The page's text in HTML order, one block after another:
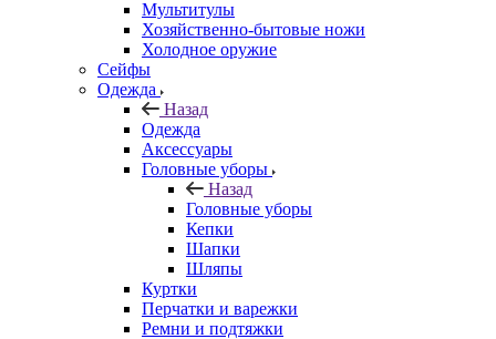
Мультитулы
Хозяйственно-бытовые ножи
Холодное оружие
Сейфы
Одежда
Назад
Одежда
Аксессуары
Головные уборы
Назад
Головные уборы
Кепки
Шапки
Шляпы
Куртки
Перчатки и варежки
Ремни и подтяжки